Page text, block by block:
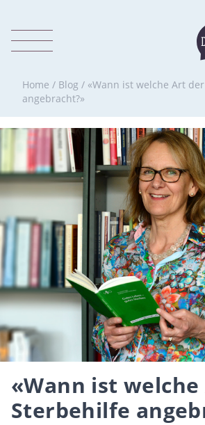
Home / Blog / «Wann ist welche Art
angebracht?»
«Wann ist
Sterbehilfe